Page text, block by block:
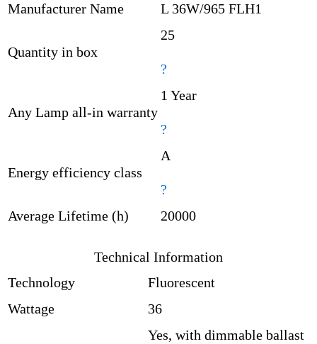
Manufacturer Name
L 36W/965 FLH1
Quantity in box
25
?
Any Lamp all-in warranty
1 Year
?
Energy efficiency class
A
?
Average Lifetime (h)
20000
Technical Information
Technology
Fluorescent
Wattage
36
Yes, with dimmable ballast